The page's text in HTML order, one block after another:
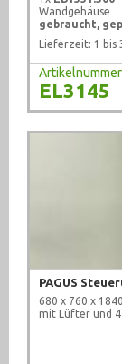
Wandgehäuse
gebraucht,
Lieferzeit: 1 bis
Artikelnummer
EL3145
PAGUS
680 x 760 x
mit Lüfter und 4